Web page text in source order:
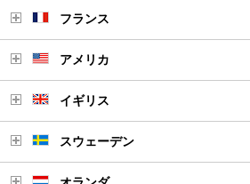
フランス
アメリカ
イギリス
スウェーデン